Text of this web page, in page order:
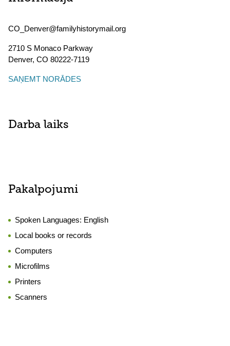
CO_Denver@familyhistorymail.org
2710 S Monaco Parkway
Denver, CO 80222-7119
SAŅEMT NORĀDES
Darba laiks
Pakalpojumi
Spoken Languages: English
Local books or records
Computers
Microfilms
Printers
Scanners